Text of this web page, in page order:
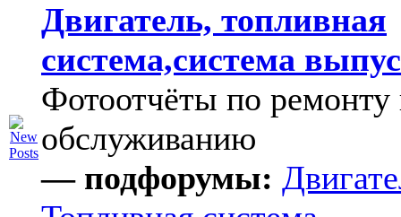
Двигатель, топливная
система,система
Фотоотчёты по ремонту
обслуживанию
— подфорумы: